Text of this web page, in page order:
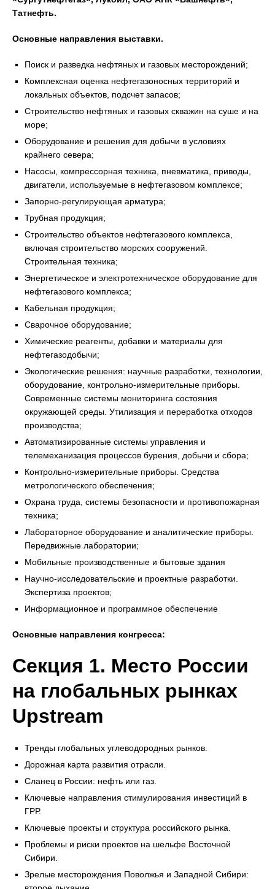
Татнефть.
Основные направления выставки.
Поиск и разведка нефтяных и газовых месторождений;
Комплексная оценка нефтегазоносных территорий и
локальных объектов, подсчет запасов;
Строительство нефтяных и газовых скважин на суше и на
море;
Оборудование и решения для добычи в условиях
крайнего севера;
Насосы, компрессорная техника, пневматика, приводы,
двигатели, используемые в нефтегазовом комплексе;
Запорно-регулирующая арматура;
Трубная продукция;
Строительство объектов нефтегазового комплекса,
включая строительство морских сооружений.
Строительная техника;
Энергетическое и электротехническое оборудование для
нефтегазового комплекса;
Кабельная продукция;
Сварочное оборудование;
Химические реагенты, добавки и материалы для
нефтегазодобычи;
Экологические решения: научные разработки, технологии,
оборудование, контрольно-измерительные приборы.
Современные системы мониторинга состояния
окружающей среды. Утилизация и переработка отходов
производства;
Автоматизированные системы управления и
телемеханизация процессов бурения, добычи и сбора;
Контрольно-измерительные приборы. Средства
метрологического обеспечения;
Охрана труда, системы безопасности и противопожарная
техника;
Лабораторное оборудование и аналитические приборы.
Передвижные лаборатории;
Мобильные производственные и бытовые здания
Научно-исследовательские и проектные разработки.
Экспертиза проектов;
Информационное и программное обеспечение
Основные направления конгресса:
Секция 1. Место России
на глобальных рынках
Upstream
Тренды глобальных углеводородных рынков.
Дорожная карта развития отрасли.
Сланец в России: нефть или газ.
Ключевые направления стимулирования инвестиций в
ГРР.
Ключевые проекты и структура российского рынка.
Проблемы и риски проектов на шельфе Восточной
Сибири.
Зрелые месторождения Поволжья и Западной Сибири: